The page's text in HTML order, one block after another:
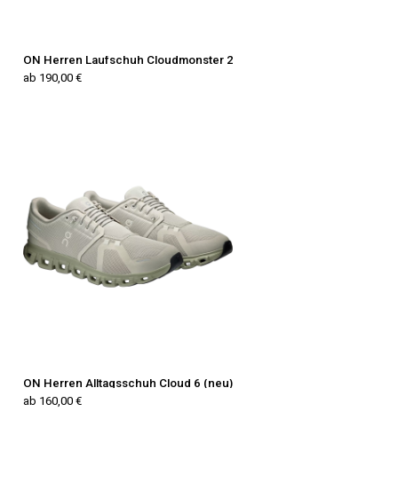
ON Herren Laufschuh Cloudmonster 2
ab 190,00 €
ON Herren Alltagsschuh Cloud 6 (neu)
ab 160,00 €